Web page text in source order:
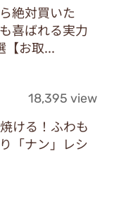
絶対買いた
喜ばれる実力
【お取...
18,395 view
ける！ふわも
「ナン」レシ